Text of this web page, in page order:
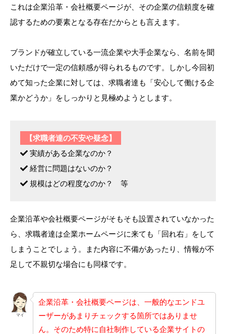
これは企業沿革・会社概要ページが、その企業の信頼度を確
認するための要素となる存在だからとも言えます。
ブランドが確立している一流企業や大手企業なら、名前を聞
いただけで一定の信頼感が得られるものです。しかし今回初
めて知った企業に対しては、求職者達も「安心して働ける企
業かどうか」をしっかりと見極めようとします。
【求職者達の不安や疑念】
実績がある企業なのか？
経営に問題はないのか？
規模はどの程度なのか？ 等
企業沿革や会社概要ページがそもそも設置されていなかった
ら、求職者達は企業ホームページに来ても「回れ右」をして
しまうことでしょう。また内容に不備があったり、情報が不
足して不親切な場合にも同様です。
マイ
企業沿革・会社概要ページは、一般的なエンドユ
ーザーがあまりチェックする箇所ではありませ
ん。そのため特に自社制作している企業サイトの